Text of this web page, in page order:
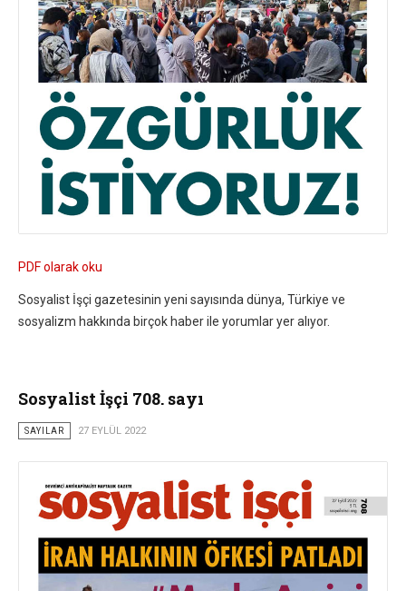
PDF olarak oku
Sosyalist İşçi gazetesinin yeni sayısında dünya, Türkiye ve
sosyalizm hakkında birçok haber ile yorumlar yer alıyor.
Sosyalist İşçi 708. sayı
SAYILAR 27 EYLÜL 2022